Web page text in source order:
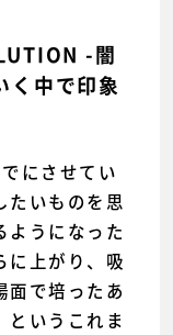
-闇
く中で印象
にさせてい
たいものを思
ようになった
に上がり、吸
面で培ったあ
というこれま